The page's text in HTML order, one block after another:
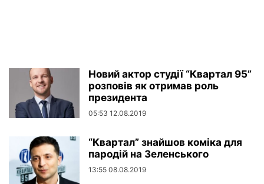
Новий актор студії “Квартал 95”
розповів як отримав роль
президента
05:53 12.08.2019
“Квартал” знайшов коміка для
пародій на Зеленського
13:55 08.08.2019